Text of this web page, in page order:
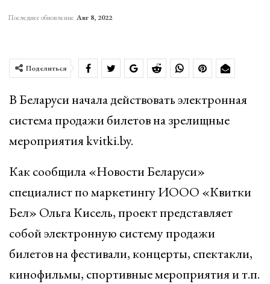
Последнее обновление Авг 8, 2022
Поделиться
В Беларуси начала действовать электронная
система продажи билетов на зрелищные
мероприятия kvitki.by.
Как сообщила «Новости Беларуси»
специалист по маркетингу ИООО «Квитки
Бел» Ольга Кисель, проект представляет
собой электронную систему продажи
билетов на фестивали, концерты, спектакли,
кинофильмы, спортивные мероприятия и т.п.